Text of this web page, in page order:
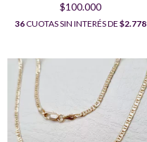
$100.000
36CUOTAS SIN INTERÉS DE $2.778